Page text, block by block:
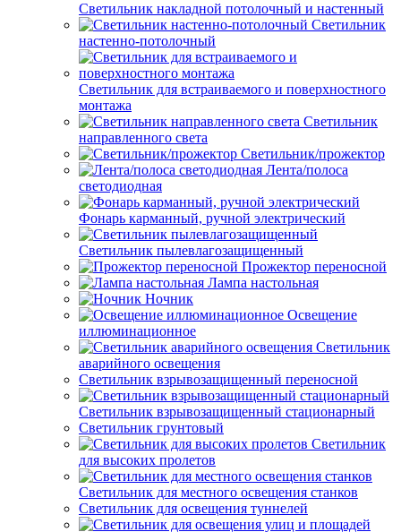
Светильник накладной потолочный и настенный
Светильник
настенно-потолочный
Светильник для встраиваемого и поверхностного
монтажа
Светильник
направленного света
Светильник/прожектор
Лента/полоса
светодиодная
Фонарь карманный, ручной электрический
Светильник пылевлагозащищенный
Прожектор переносной
Лампа настольная
Ночник
Освещение
иллюминационное
Светильник
аварийного освещения
Светильник взрывозащищенный переносной
Светильник взрывозащищенный стационарный
Светильник грунтовый
Светильник
для высоких пролетов
Светильник для местного освещения станков
Светильник для освещения туннелей